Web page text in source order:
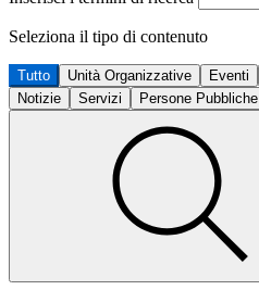
Seleziona il tipo di contenuto
Tutto Unità Organizzative Eventi
Notizie
Servizi Persone Pubbliche